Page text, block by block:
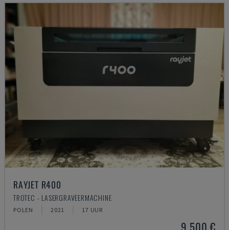
RAYJET R400
TROTEC - LASERGRAVEERMACHINE
POLEN 2021 17 UUR
9.500 €